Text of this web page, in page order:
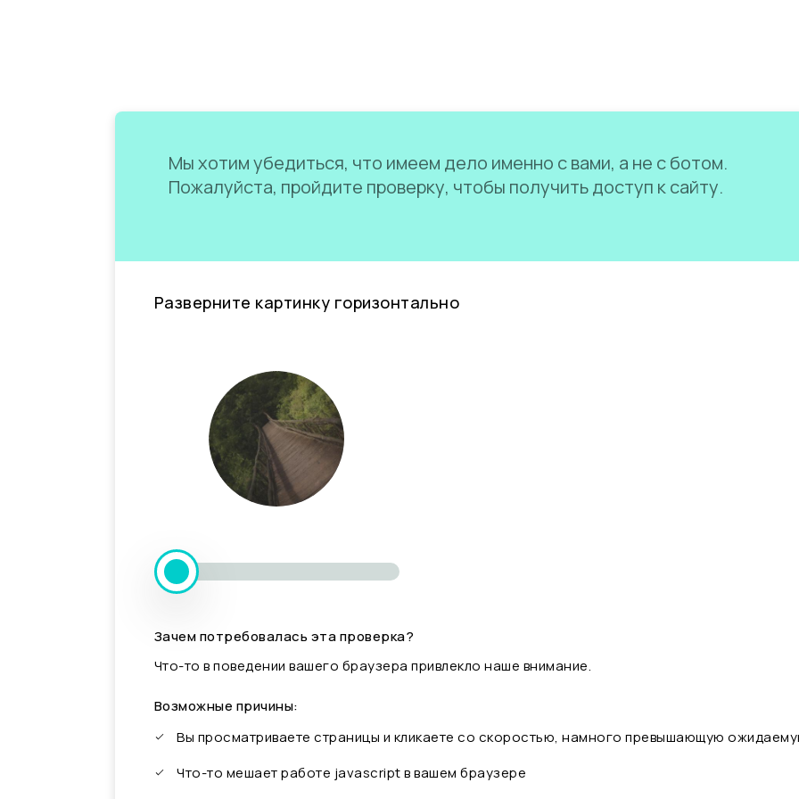
Мы хотим убедиться, что имеем дело именно с вами, а не с ботом.
Пожалуйста, пройдите проверку, чтобы получить доступ к сайту.
Разверните картинку горизонтально
Зачем потребовалась эта проверка?
Что-то в поведении вашего браузера привлекло наше внимание.
Возможные причины:
Вы просматриваете страницы и кликаете со скоростью, намного превышающую
Что-то мешает работе javascript в вашем браузере